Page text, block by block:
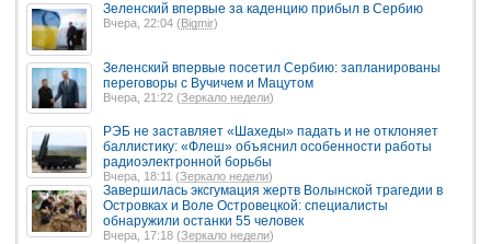
Зеленский впервые за каденцию прибыл в Сербию
Вчера, 22:04 (Bigmir)
Зеленский впервые посетил Сербию: запланированы
переговоры с Вучичем и Мацутом
Вчера, 21:22 (Зеркало недели)
РЭБ не заставляет «Шахеды» падать и не отклоняет
баллистику: «Флеш» объяснил особенности работы
радиоэлектронной борьбы
Вчера, 18:11 (Зеркало недели)
Завершилась эксгумация жертв Волынской трагедии в
Островках и Воле Островецкой: специалисты
обнаружили останки 55 человек
Вчера, 17:18 (Зеркало недели)